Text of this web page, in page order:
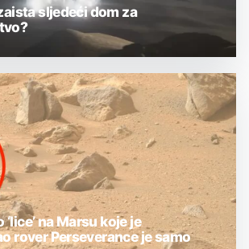
sljedeći dom za
na Marsu koje je
rover Perseverance je samo